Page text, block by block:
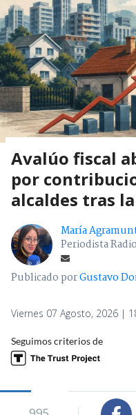
Avalúo fiscal
por
alcaldes tras
María
Periodista
Publicado porGustavo
Viernes 07 Agosto, 2026 |
Seguimos criterios de